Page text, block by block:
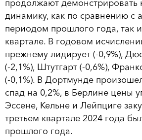
продолжают демонстрировать
динамику, как по сравнению с
периодом прошлого года, так
квартале. В годовом
прежнему лидирует (-0,9%),
(-2,1%), Штутгарт (-0,6%),
(-0,1%). В Дортмунде
спад на 0,2%, в Берлине цены
Эссене, Кельне и Лейпциге
третьем квартале 2024 года
прошлого года.